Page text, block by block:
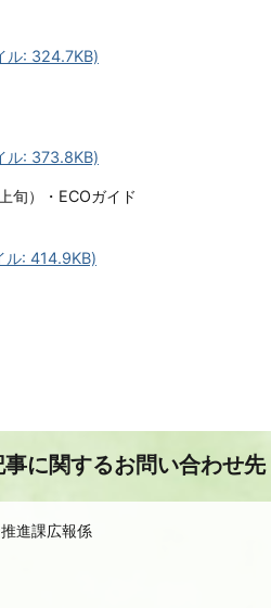
ル: 324.7KB)
ル: 373.8KB)
旬）・ECOガイド
ル: 414.9KB)
事に関するお問い合わせ先
進課広報係